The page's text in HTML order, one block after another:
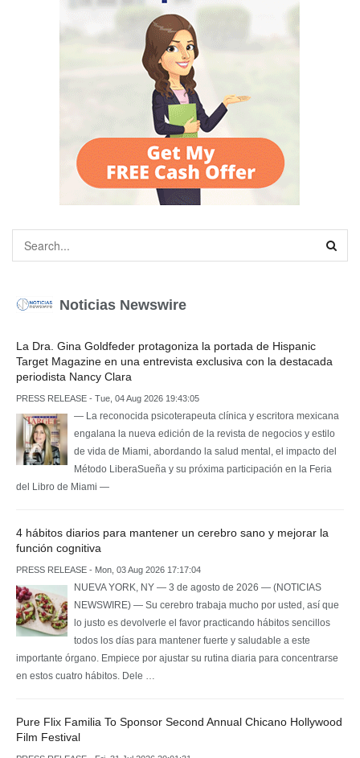
Noticias Newswire
La Dra. Gina Goldfeder protagoniza la portada de Hispanic
Target Magazine en una entrevista exclusiva con la destacada
periodista Nancy Clara
PRESS RELEASE - Tue, 04 Aug 2026 19:43:05
— La reconocida psicoterapeuta clínica y escritora mexicana
engalana la nueva edición de la revista de negocios y estilo
de vida de Miami, abordando la salud mental, el impacto del
Método LiberaSueña y su próxima participación en la Feria
del Libro de Miami —
4 hábitos diarios para mantener un cerebro sano y mejorar la
función cognitiva
PRESS RELEASE - Mon, 03 Aug 2026 17:17:04
NUEVA YORK, NY — 3 de agosto de 2026 — (NOTICIAS
NEWSWIRE) — Su cerebro trabaja mucho por usted, así que
lo justo es devolverle el favor practicando hábitos sencillos
todos los días para mantener fuerte y saludable a este
importante órgano. Empiece por ajustar su rutina diaria para concentrarse
en estos cuatro hábitos. Dele …
Pure Flix Familia To Sponsor Second Annual Chicano Hollywood
Film Festival